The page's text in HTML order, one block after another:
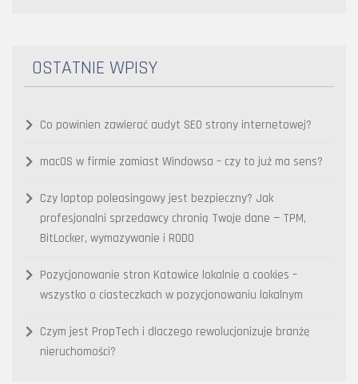
OSTATNIE WPISY
Co powinien zawierać audyt SEO strony internetowej?
macOS w firmie zamiast Windowsa – czy to już ma sens?
Czy laptop poleasingowy jest bezpieczny? Jak
profesjonalni sprzedawcy chronią Twoje dane — TPM,
BitLocker, wymazywanie i RODO
Pozycjonowanie stron Katowice lokalnie a cookies –
wszystko o ciasteczkach w pozycjonowaniu lokalnym
Czym jest PropTech i dlaczego rewolucjonizuje branżę
nieruchomości?